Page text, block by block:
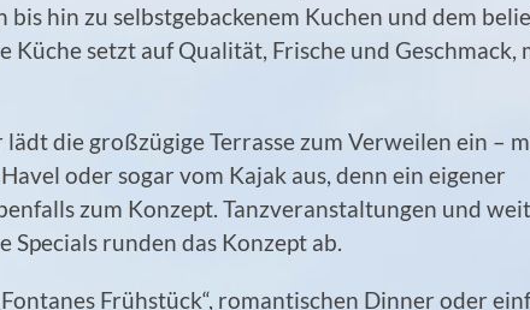
bis hin zu selbstgebackenem Kuchen und dem
Küche setzt auf Qualität, Frische und Geschmack,
lädt die großzügige Terrasse zum Verweilen ein –
oder sogar vom Kajak aus, denn ein eigener
zum Konzept. Tanzveranstaltungen und
Specials runden das Konzept ab.
Frühstück“, romantischen Dinner oder